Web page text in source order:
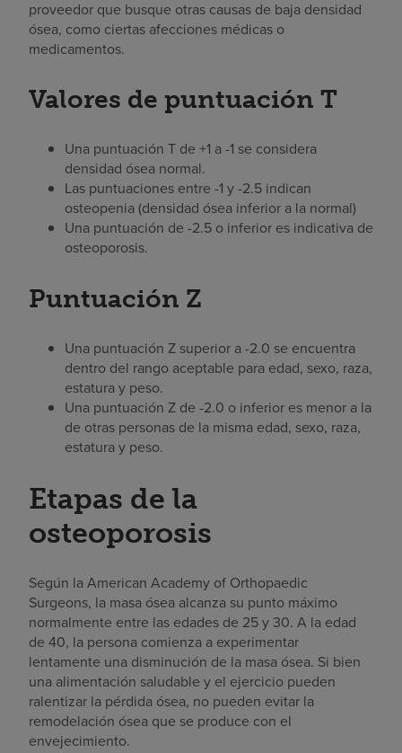
proveedor que busque otras causas de baja densidad
ósea, como ciertas afecciones médicas o
medicamentos.
Valores de puntuación T
Una puntuación T de +1 a -1 se considera
densidad ósea normal.
Las puntuaciones entre -1 y -2.5 indican
osteopenia (densidad ósea inferior a la normal)
Una puntuación de -2.5 o inferior es indicativa de
osteoporosis.
Puntuación Z
Una puntuación Z superior a -2.0 se encuentra
dentro del rango aceptable para edad, sexo, raza,
estatura y peso.
Una puntuación Z de -2.0 o inferior es menor a la
de otras personas de la misma edad, sexo, raza,
estatura y peso.
Etapas de la
osteoporosis
Según la American Academy of Orthopaedic
Surgeons, la masa ósea alcanza su punto máximo
normalmente entre las edades de 25 y 30. A la edad
de 40, la persona comienza a experimentar
lentamente una disminución de la masa ósea. Si bien
una alimentación saludable y el ejercicio pueden
ralentizar la pérdida ósea, no pueden evitar la
remodelación ósea que se produce con el
envejecimiento.